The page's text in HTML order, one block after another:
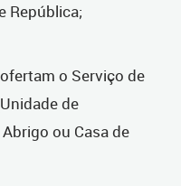
República;
o Serviço de
de
ou Casa de